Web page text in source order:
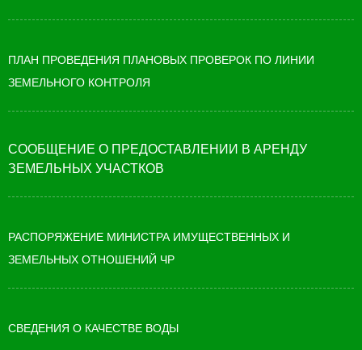
ПЛАН ПРОВЕДЕНИЯ ПЛАНОВЫХ ПРОВЕРОК ПО ЛИНИИ
ЗЕМЕЛЬНОГО КОНТРОЛЯ
СООБЩЕНИЕ О ПРЕДОСТАВЛЕНИИ В АРЕНДУ
ЗЕМЕЛЬНЫХ УЧАСТКОВ
РАСПОРЯЖЕНИЕ МИНИСТРА ИМУЩЕСТВЕННЫХ И
ЗЕМЕЛЬНЫХ ОТНОШЕНИЙ ЧР
СВЕДЕНИЯ О КАЧЕСТВЕ ВОДЫ